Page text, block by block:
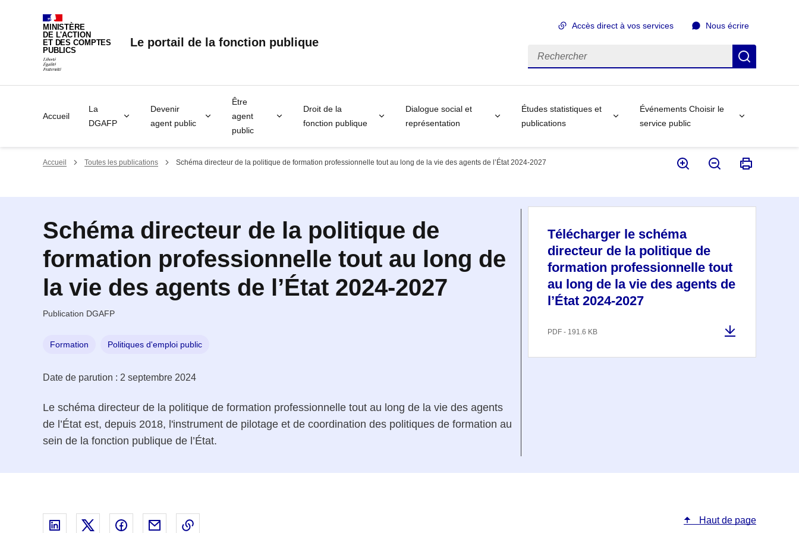
MINISTÈRE
DE L'ACTION
ET DES COMPTES
PUBLICS
Le portail de la fonction publique
Accès direct à vos services Nous écrire
Rechercher
Accueil
La
DGAFP
Devenir
agent public
Être
agent
public
Droit de la
fonction publique
Dialogue social et
représentation
Études statistiques et
publications
Événements Choisir le
service public
Accueil Toutes les publications Schéma directeur de la politique de formation professionnelle tout au long de la vie des agents de l’État 2024-2027
Schéma directeur de la politique de
formation professionnelle tout au long de
la vie des agents de l’État 2024-2027
Publication DGAFP
Formation Politiques d'emploi public
Date de parution : 2 septembre 2024
Le schéma directeur de la politique de formation professionnelle tout au long de la vie des agents
de l’État est, depuis 2018, l'instrument de pilotage et de coordination des politiques de formation au
sein de la fonction publique de l’État.
Télécharger le schéma
directeur de la politique de
formation professionnelle tout
au long de la vie des agents de
l’État 2024-2027
PDF - 191.6 KB
Partager sur Linked In - nouvelle fenêtre
Partager sur X - nouvelle fenêtre
Partager sur Facebook - nouvelle fenêtre
Partager par email - nouvelle fenêtre Haut de page